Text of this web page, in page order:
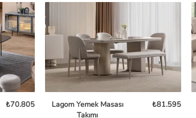
₺70.805
Lagom Yemek Masası
Takımı
₺81.595